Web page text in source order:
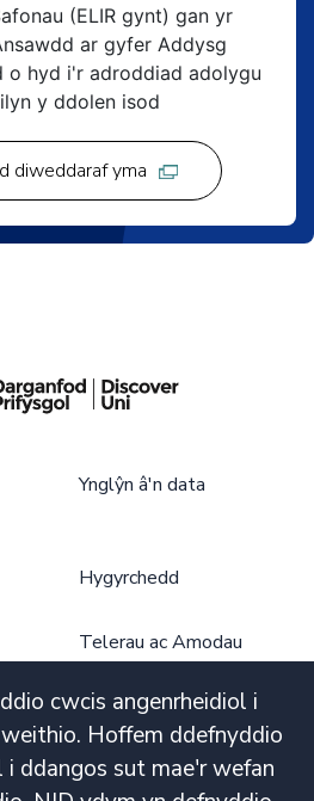
(ELIR gynt) gan yr
ar gyfer Addysg
o hyd i'r adroddiad adolygu
y ddolen isod
diweddaraf yma
cwcis angenrheidiol i
Hoffem ddefnyddio
ddangos sut mae'r wefan
Ynglŷn â'n data
Hygyrchedd
Telerau ac Amodau